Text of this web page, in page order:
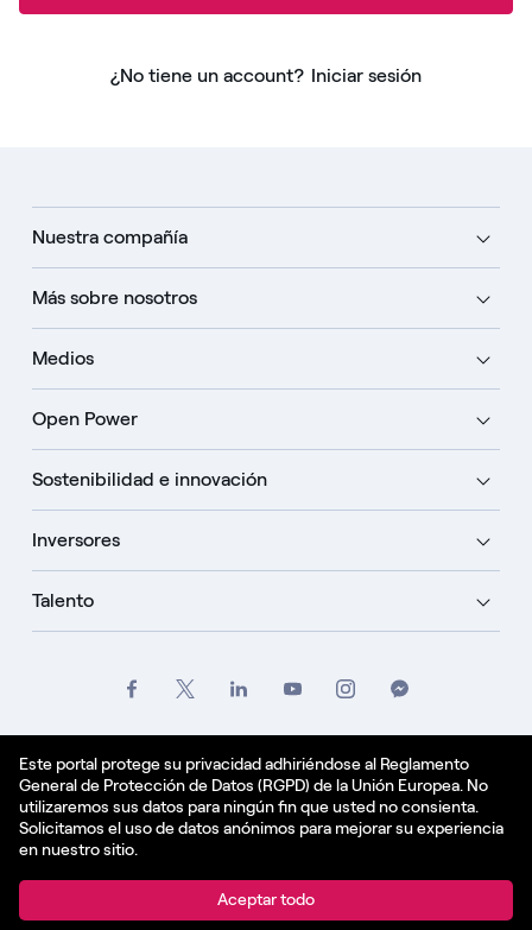
Este portal protege su privacidad adhiriéndose al Reglamento
General de Protección de Datos (RGPD) de la Unión Europea. No
utilizaremos sus datos para ningún fin que usted no consienta.
Solicitamos el uso de datos anónimos para mejorar su experiencia
en nuestro sitio.
Aceptar todo
¿No tiene un account? Iniciar sesión
Nuestra compañía
Más sobre nosotros
Medios
Open Power
Sostenibilidad e innovación
Inversores
Talento
Política de cookies
Español - ES
© Enel Spa All Rights Reserved Enel Spa VAT code